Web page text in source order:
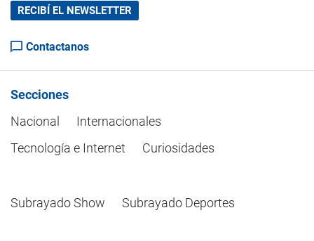
RECIBÍ EL NEWSLETTER
Contactanos
Secciones
Nacional
Internacionales
Tecnología e Internet
Curiosidades
Subrayado Show Subrayado Deportes